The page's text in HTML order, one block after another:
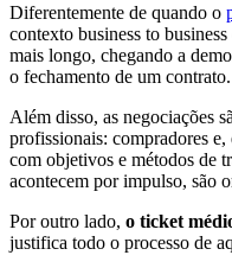
Diferentemente de quando o
contexto business to
mais longo, chegando a
o fechamento de um contrato.
Além disso, as negociações
profissionais: compradores
com objetivos e métodos de
acontecem por impulso, são
Por outro lado, o ticket
justifica todo o processo de